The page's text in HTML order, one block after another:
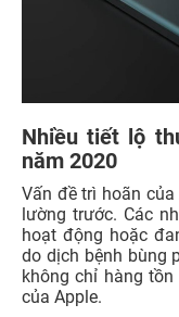
Nhiều tiết lộ
năm 2020
Vấn đề trì hoãn
lường trước. Các
hoạt động hoặc
do dịch bệnh bùng
không chỉ hàng
của Apple.